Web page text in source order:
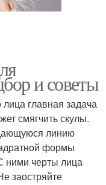
и советы
главная задача
смягчить скулы.
линию
формы
ними черты лица
заостряйте